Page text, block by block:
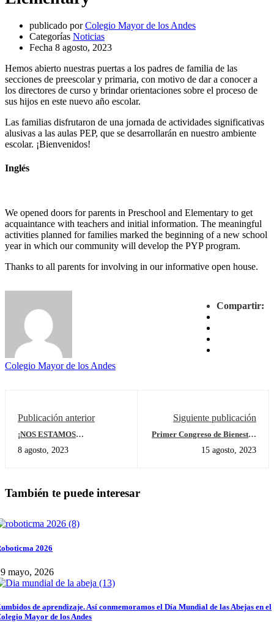
publicado por Colegio Mayor de los Andes
Categorías Noticias
Fecha 8 agosto, 2023
Hemos abierto nuestras puertas a los padres de familia de las
secciones de preescolar y primaria, con motivo de dar a conocer a
los directores de curso y brindar orientaciones sobre el proceso de
sus hijos en este nuevo año escolar.
Las familias disfrutaron de una jornada de actividades significativas
alusivas a las aulas PEP, que se desarrollarán en nuestro ambiente
escolar. ¡Bienvenidos!
Inglés
We opened doors for parents in Preschool and Elementary to get
acquaintance with teachers and initial information. The meaningful
activities planned for families marked the beginning of a new school
year in which our community will develop the PYP program.
Thanks to all parents for involving in our informative open house.
Compartir:
Colegio Mayor de los Andes
Publicación anterior
¡NOS ESTAMOS
INICIAR UN NUEVO AÑO
8 agosto, 2023
Siguiente publicación
Primer Congreso de Bienestar
15 agosto, 2023
También te puede interesar
2026
mayo, 2026
de aprendizaje. Así conmemoramos el Día Mundial de las Abejas en el
Mayor de los Andes